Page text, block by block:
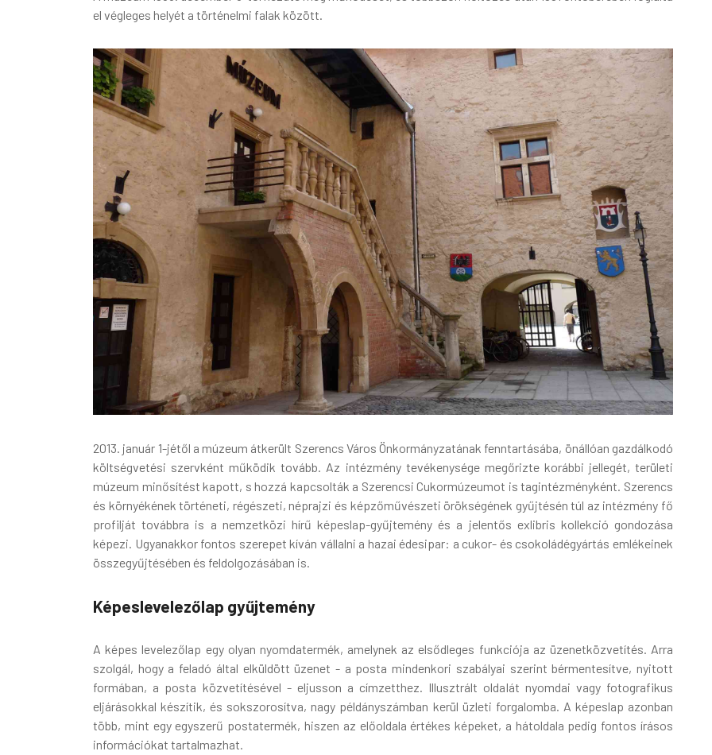
el végleges helyét a történelmi falak között.
2013. január 1-jétől a múzeum átkerült Szerencs Város Önkormányzatának fenntartásába, önállóan gazdálkodó
költségvetési szervként működik tovább. Az intézmény tevékenysége megőrizte korábbi jellegét, területi
múzeum minősítést kapott, s hozzá kapcsolták a Szerencsi Cukormúzeumot is tagintézményként. Szerencs
és környékének történeti, régészeti, néprajzi és képzőművészeti örökségének gyűjtésén túl az intézmény fő
profilját továbbra is a nemzetközi hírű képeslap-gyűjtemény és a jelentős exlibris kollekció gondozása
képezi. Ugyanakkor fontos szerepet kíván vállalni a hazai édesipar: a cukor- és csokoládégyártás emlékeinek
összegyűjtésében és feldolgozásában is.
Képeslevelezőlap gyűjtemény
A képes levelezőlap egy olyan nyomdatermék, amelynek az elsődleges funkciója az üzenetközvetítés. Arra
szolgál, hogy a feladó által elküldött üzenet - a posta mindenkori szabályai szerint bérmentesítve, nyitott
formában, a posta közvetítésével - eljusson a címzetthez. Illusztrált oldalát nyomdai vagy fotografikus
eljárásokkal készítik, és sokszorosítva, nagy példányszámban kerül üzleti forgalomba. A képeslap azonban
több, mint egy egyszerű postatermék, hiszen az előoldala értékes képeket, a hátoldala pedig fontos írásos
információkat tartalmazhat.